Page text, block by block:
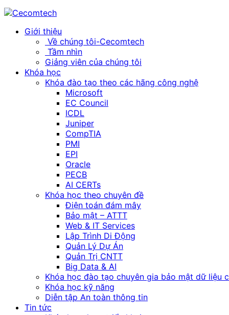
Giới thiệu
Về chúng tôi-Cecomtech
Tầm nhìn
Giảng viên của chúng tôi
Khóa học
Khóa đào tạo theo các hãng công nghệ
Microsoft
EC Council
ICDL
Juniper
CompTIA
PMI
EPI
Oracle
PECB
AI CERTs
Khóa học theo chuyên đề
Điện toán đám mây
Bảo mật – ATTT
Web & IT Services
Lập Trình Di Động
Quản Lý Dự Án
Quản Trị CNTT
Big Data & AI
Khóa học đào tạo chuyên gia bảo mật dữ liệu
Khóa học kỹ năng
Diễn tập An toàn thông tin
Tin tức